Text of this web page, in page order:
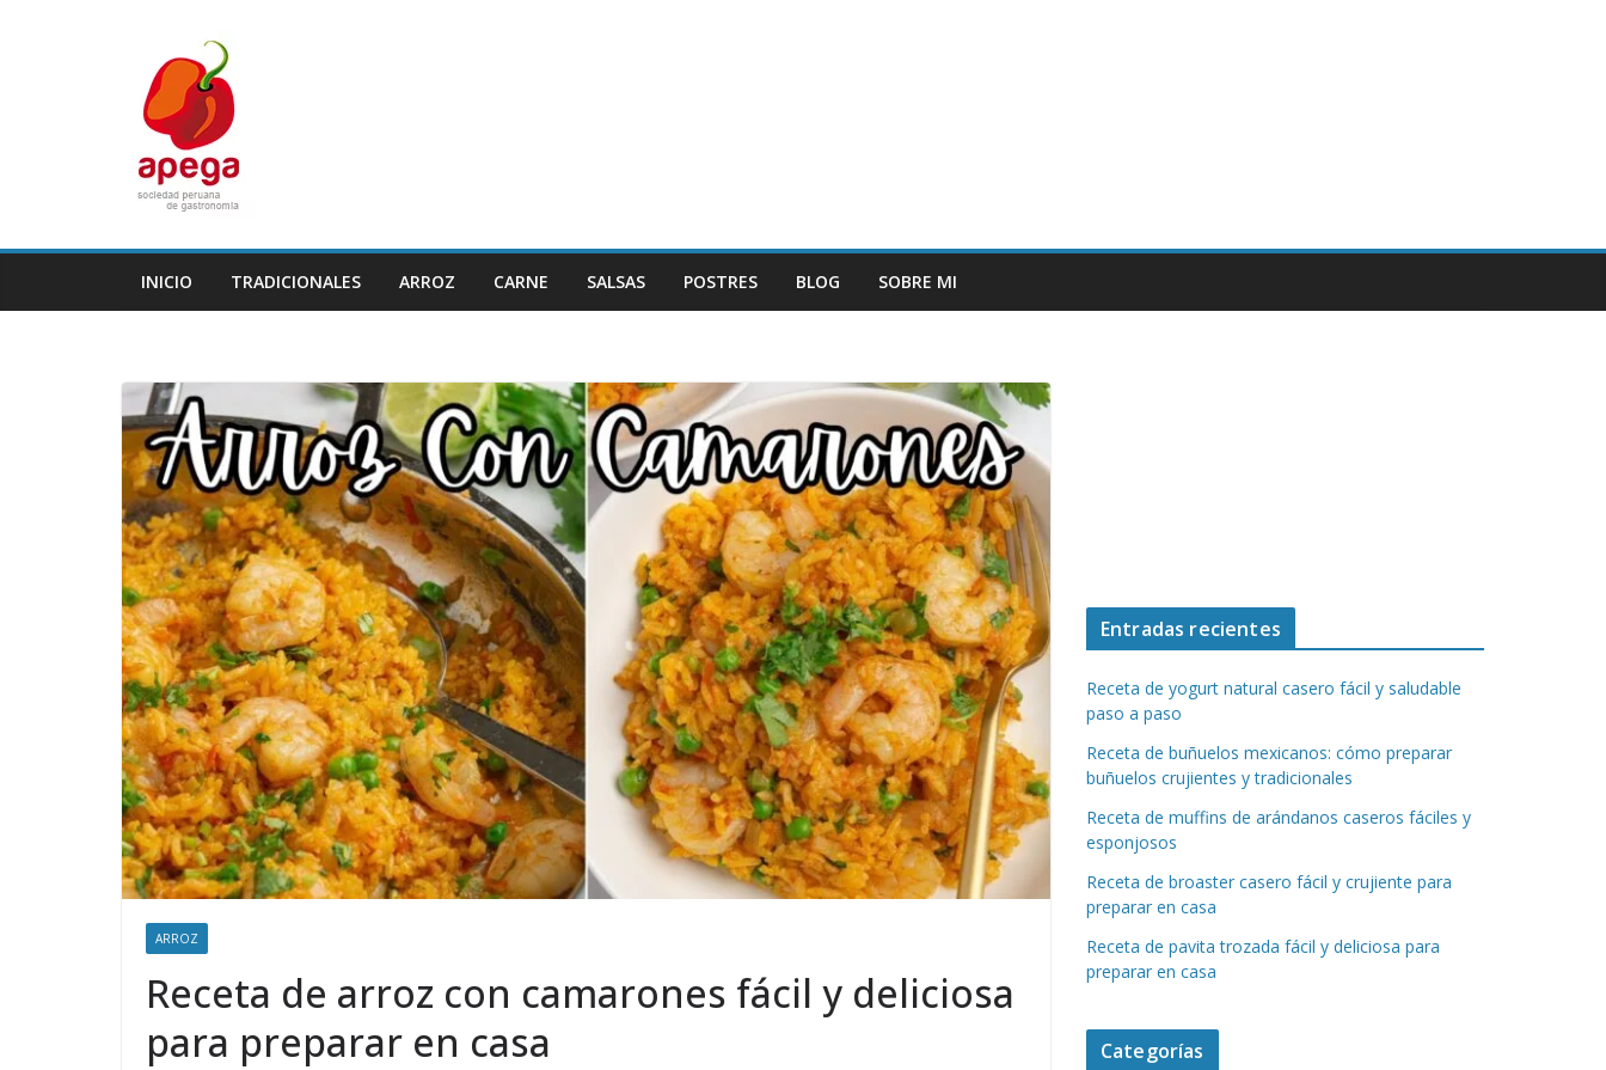
INICIO TRADICIONALES ARROZ CARNE SALSAS POSTRES BLOG SOBRE MI
ARROZ
Receta de arroz con camarones fácil y deliciosa
para preparar en casa
Entradas recientes
Receta de yogurt natural casero fácil y saludable
paso a paso
Receta de buñuelos mexicanos: cómo preparar
buñuelos crujientes y tradicionales
Receta de muffins de arándanos caseros fáciles y
esponjosos
Receta de broaster casero fácil y crujiente para
preparar en casa
Receta de pavita trozada fácil y deliciosa para
preparar en casa
Categorías